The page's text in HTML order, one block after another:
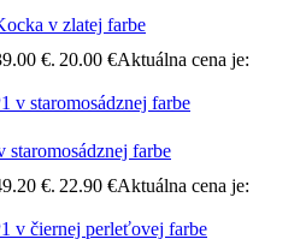
v zlatej farbe
€. 20.00 €Aktuálna cena je:
farbe
€. 22.90 €Aktuálna cena je: